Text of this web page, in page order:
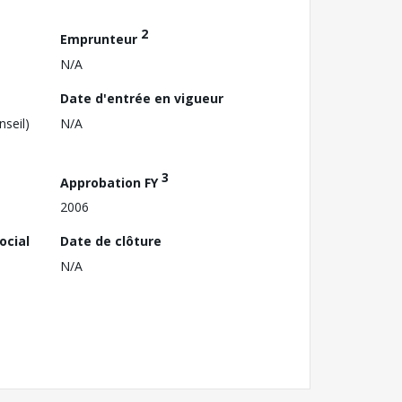
Emprunteur 2
N/A
Date d'entrée en vigueur
N/A
Approbation FY3
2006
Date de clôture
N/A